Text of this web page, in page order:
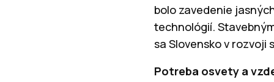
bolo zavedenie
technológií.
sa Slovensko v rozvoji
Potreba osvety a